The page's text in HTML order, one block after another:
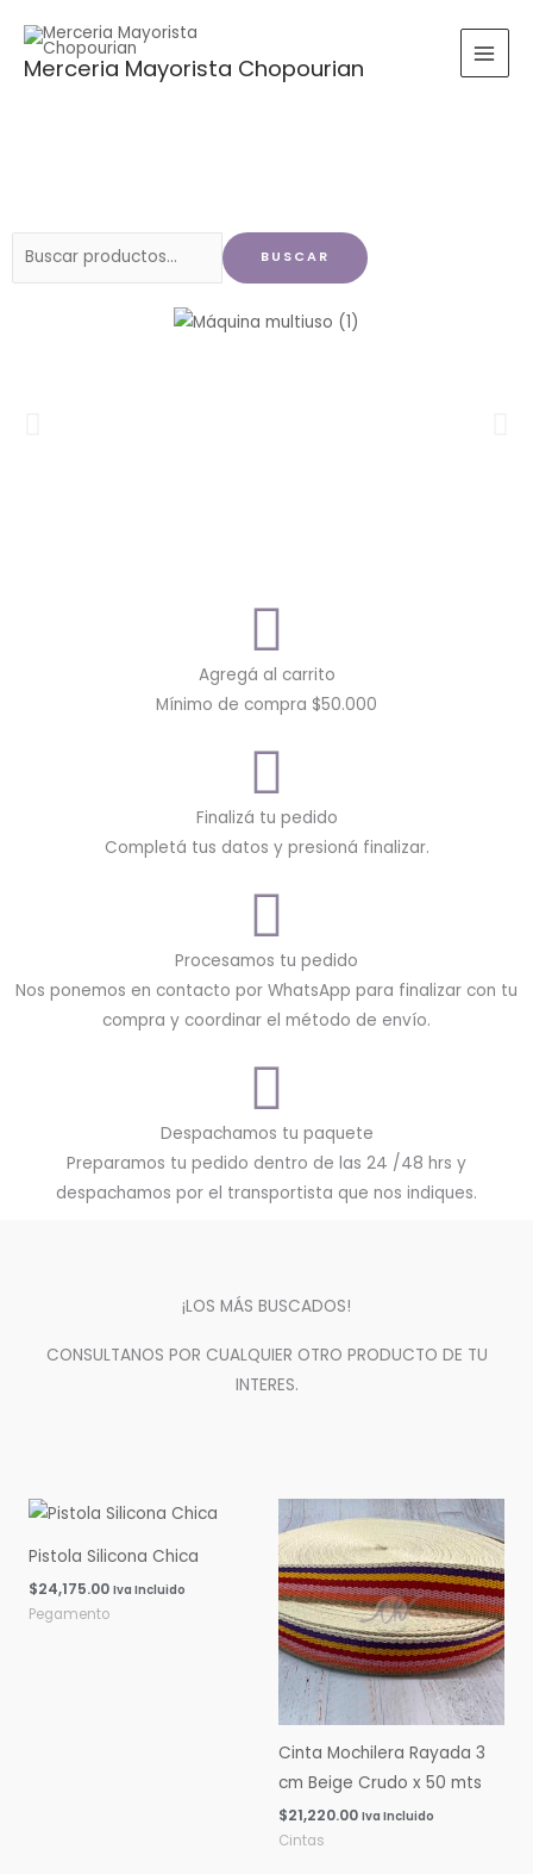
contenido
Merceria Mayorista Chopourian
Buscar
BUSCAR
Agregá al carrito
Mínimo de compra $50.000
Finalizá tu pedido
Completá tus datos y presioná finalizar.
Procesamos tu pedido
Nos ponemos en contacto por WhatsApp para finalizar con tu
compra y coordinar el método de envío.
Despachamos tu paquete
Preparamos tu pedido dentro de las 24 /48 hrs y
despachamos por el transportista que nos indiques.
¡LOS MÁS BUSCADOS!
CONSULTANOS POR CUALQUIER OTRO PRODUCTO DE TU
INTERES.
Pistola Silicona Chica
$24,175.00 Iva Incluido
Pegamento
Cinta Mochilera Rayada 3
cm Beige Crudo x 50 mts
$21,220.00 Iva Incluido
Cintas